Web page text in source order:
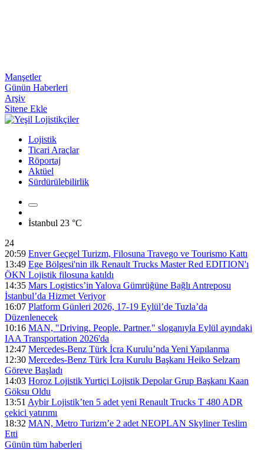
Manşetler
Günün Haberleri
Arşiv
Sitene Ekle
Lojistik
Ticari Araçlar
Röportaj
Aktüel
Sürdürülebilirlik
İstanbul 23 °C
24
20:59 Enver Geçgel Turizm, Filosuna Travego ve Tourismo Kattı
13:49 Ege Bölgesi'nin ilk Renault Trucks Master Red EDITION'ı
ÖKN Lojistik filosuna katıldı
14:35 Mars Logistics’in Yalova Gümrüğüne Bağlı Antreposu
İstanbul’da Hizmet Veriyor
16:07 Platform Günleri 2026, 17-19 Eylül’de Tuzla’da
Düzenlenecek
10:16 MAN, "Driving. People. Partner." sloganıyla Eylül ayındaki
IAA Transportation 2026'da
12:47 Mercedes-Benz Türk İcra Kurulu’nda Yeni Yapılanma
12:30 Mercedes-Benz Türk İcra Kurulu Başkanı Heiko Selzam
Göreve Başladı
14:03 Horoz Lojistik Yurtiçi Lojistik Depolar Grup Başkanı Kaan
Göksu Oldu
13:51 Aybir Lojistik’ten 5 adet yeni Renault Trucks T 480 ADR
çekici yatırımı
18:32 MAN, Metro Turizm’e 2 adet NEOPLAN Skyliner Teslim
Etti
Günün tüm haberleri